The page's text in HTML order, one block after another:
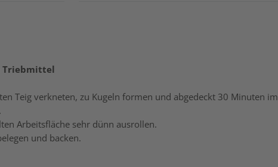
Triebmittel
Teig verkneten, zu Kugeln formen und abgedeckt 30 Minuten im
Arbeitsfläche sehr dünn ausrollen.
und backen.